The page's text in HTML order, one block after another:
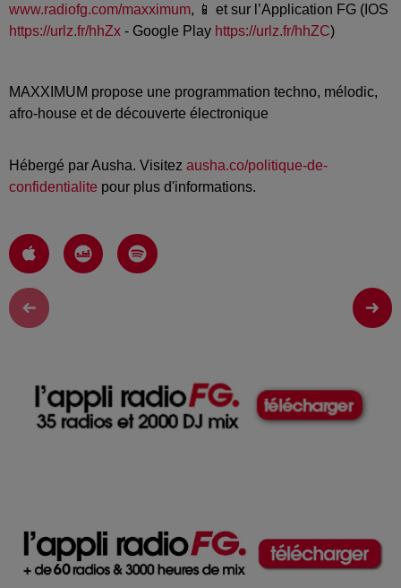
www.radiofg.com/maxximum, 📱 et sur l’Application FG (IOS
https://urlz.fr/hhZx - Google Play https://urlz.fr/hhZC)
MAXXIMUM propose une programmation techno, mélodic,
afro-house et de découverte électronique
Hébergé par Ausha. Visitez ausha.co/politique-de-
confidentialite pour plus d'informations.